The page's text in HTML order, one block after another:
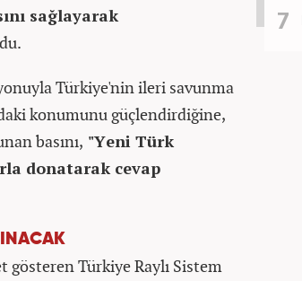
sağlayarak
Türkiye'nin ileri savunma
konumunu güçlendirdiğine,
basını, "Yeni Türk
donatarak cevap
gösteren Türkiye Raylı Sistem